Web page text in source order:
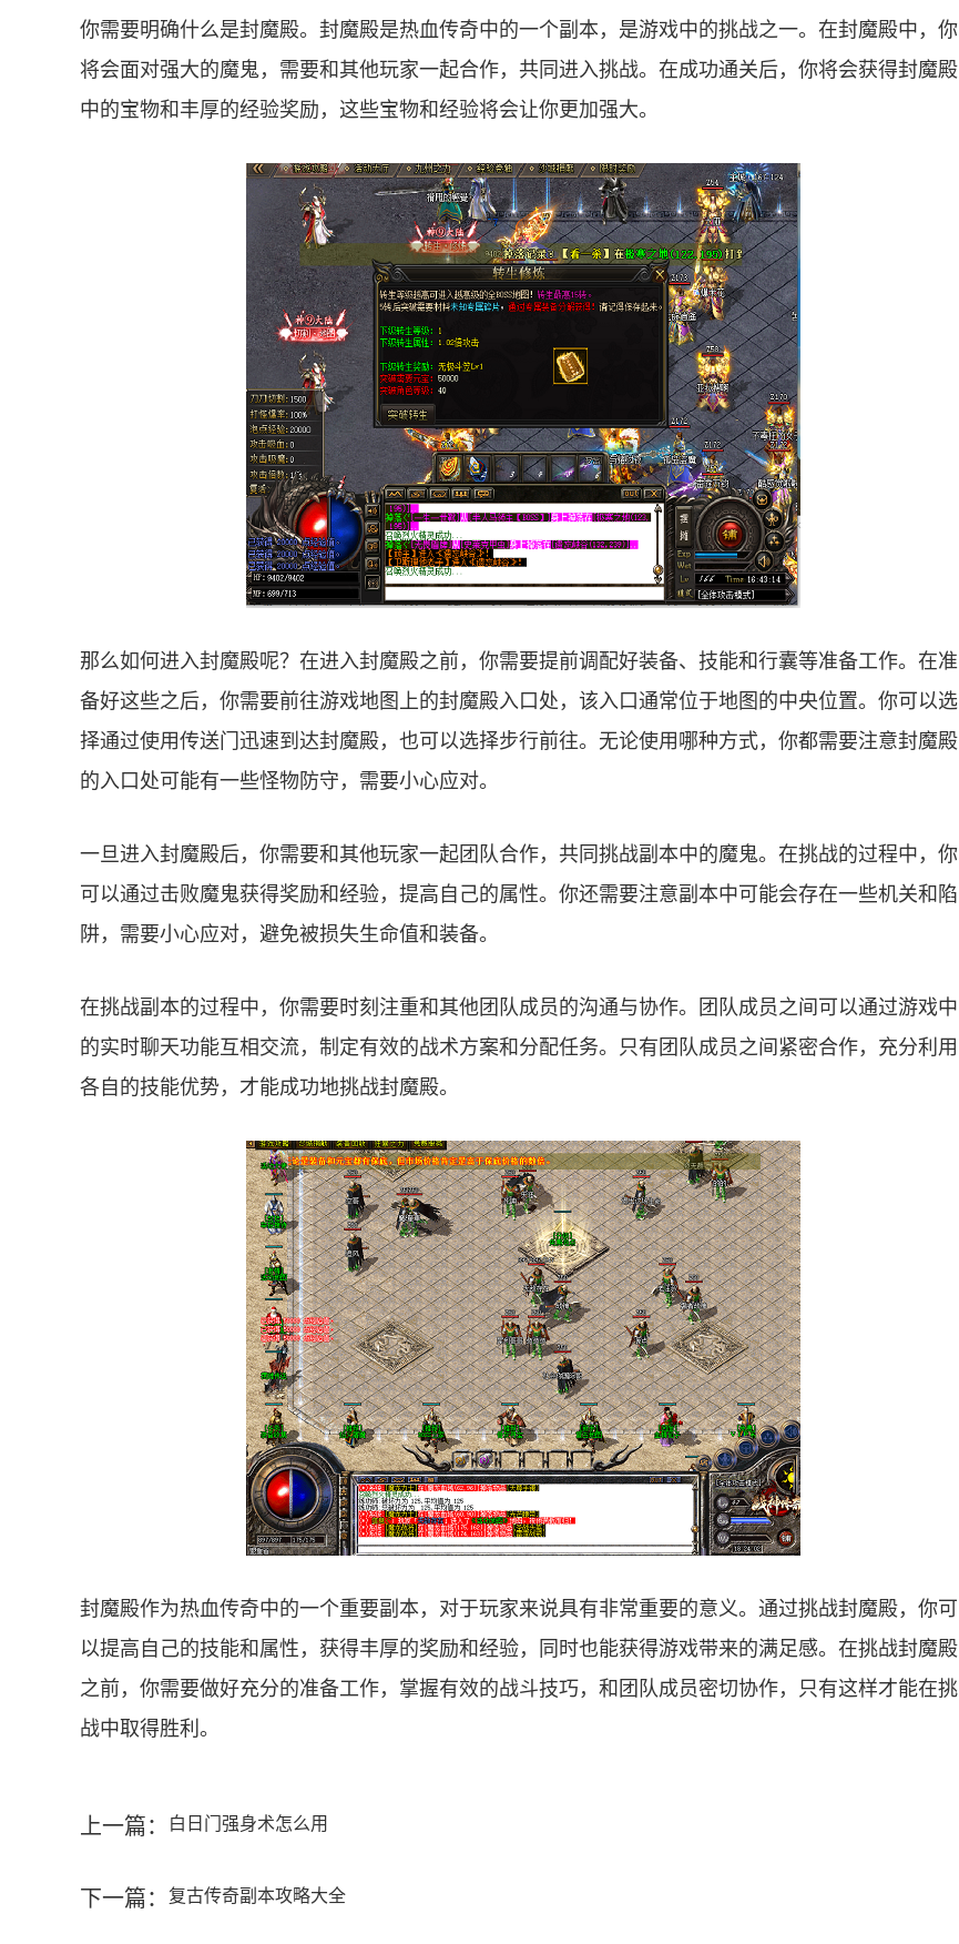
你需要明确什么是封魔殿。封魔殿是热血传奇中的一个副本，是游戏中的挑战之一。在封魔殿中，你
将会面对强大的魔鬼，需要和其他玩家一起合作，共同进入挑战。在成功通关后，你将会获得封魔殿
中的宝物和丰厚的经验奖励，这些宝物和经验将会让你更加强大。
那么如何进入封魔殿呢？在进入封魔殿之前，你需要提前调配好装备、技能和行囊等准备工作。在准
备好这些之后，你需要前往游戏地图上的封魔殿入口处，该入口通常位于地图的中央位置。你可以选
择通过使用传送门迅速到达封魔殿，也可以选择步行前往。无论使用哪种方式，你都需要注意封魔殿
的入口处可能有一些怪物防守，需要小心应对。
一旦进入封魔殿后，你需要和其他玩家一起团队合作，共同挑战副本中的魔鬼。在挑战的过程中，你
可以通过击败魔鬼获得奖励和经验，提高自己的属性。你还需要注意副本中可能会存在一些机关和陷
阱，需要小心应对，避免被损失生命值和装备。
在挑战副本的过程中，你需要时刻注重和其他团队成员的沟通与协作。团队成员之间可以通过游戏中
的实时聊天功能互相交流，制定有效的战术方案和分配任务。只有团队成员之间紧密合作，充分利用
各自的技能优势，才能成功地挑战封魔殿。
封魔殿作为热血传奇中的一个重要副本，对于玩家来说具有非常重要的意义。通过挑战封魔殿，你可
以提高自己的技能和属性，获得丰厚的奖励和经验，同时也能获得游戏带来的满足感。在挑战封魔殿
之前，你需要做好充分的准备工作，掌握有效的战斗技巧，和团队成员密切协作，只有这样才能在挑
战中取得胜利。
上一篇： 白日门强身术怎么用
下一篇： 复古传奇副本攻略大全